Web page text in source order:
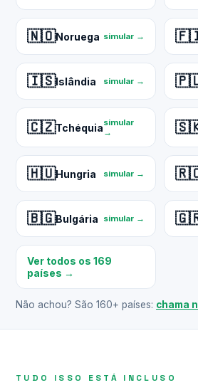
🇳🇴Noruega simular →
🇮🇸Islândia simular →
🇨🇿Tchéquiasimular
→
🇭🇺Hungria simular →
🇧🇬Bulgária simular →
Ver todos os 169
países →
Não achou? São 160+ países: chama
TUDO ISSO ESTÁ INCLUSO